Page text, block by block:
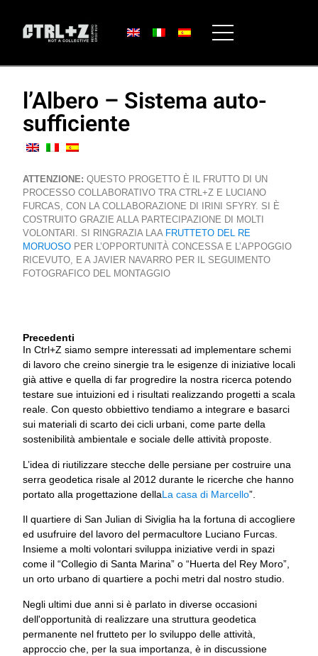
l’Albero – Sistema auto-
sufficiente
ATTENZIONE: QUESTO PROGETTO È IL FRUTTO DI UN
PROCESSO COLLABORATIVO TRA CTRL+Z E LUCIANO
FURCAS, CON LA COLLABORAZIONE DI IRINI SFYRY. SI È
COSTRUITO GRAZIE ALLA PARTECIPAZIONE DI MOLTI
VOLONTARI. SI RINGRAZIA LAA FRUTTETO DEL RE
MORUOSO PER L’OPPORTUNITÀ CONCESSA E L’APPOGGIO
RICEVUTO, E A JAVIER NAVARRO PER IL SEGUIMENTO
FOTOGRAFICO DEL MONTAGGIO
Precedenti
In Ctrl+Z siamo sempre interessati ad implementare schemi
di lavoro che creino sinergie tra le esigenze di iniziative locali
già attive e quella di far progredire la nostra ricerca potendo
testare sue intuizioni ed i risultati realizzando progetti a scala
reale. Con questo obbiettivo tendiamo a integrare e basarci
sui materiali di scarto dei cicli urbani, come parte della
sostenibilità ambientale e sociale delle attività proposte.
L’idea di riutilizzare stecche delle persiane per costruire una
serra geodetica risale al 2012 durante le ricerche che hanno
portato alla progettazione dellaLa casa di Marcello”.
Il quartiere di San Julian di Siviglia ha la fortuna di accogliere
ed usufruire del lavoro del permacultore Luciano Furcas.
Insieme a molti volontari sviluppa iniziative verdi in spazi
come il “Collegio di Santa Marina” o “Huerta del Rey Moro”,
un orto urbano di quartiere a pochi metri dal nostro studio.
Negli ultimi due anni si è parlato in diverse occasioni
dell'opportunità di realizzare una struttura geodetica
permanente nel frutteto per lo sviluppo delle attività,
approccio che, per la sua importanza, è in discussione